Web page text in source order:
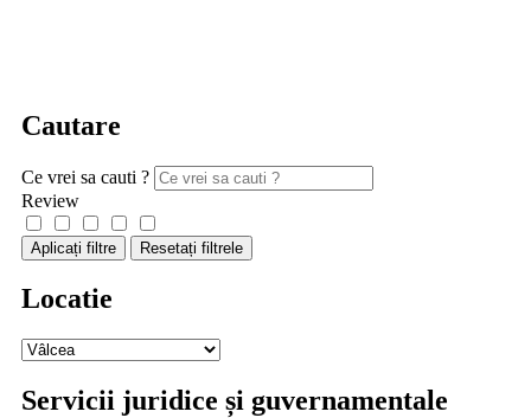
Cautare
Ce vrei sa cauti ?
Review
Aplicați filtre Resetați filtrele
Locatie
Servicii juridice și guvernamentale